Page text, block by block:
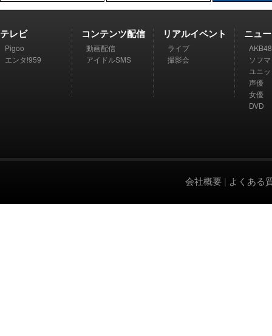
テレビ
Pigoo
エンタ!959
コンテンツ配信
動画配信
アイドルSMS
リアルイベント
ライブ
撮影会
ニュ
AKB48
ソフ
ユニ
声優
女優
DVD
会社概要 | よくある